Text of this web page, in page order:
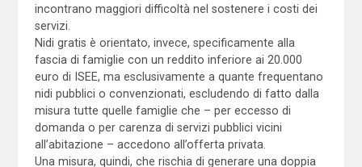
incontrano maggiori difficoltà nel sostenere i costi dei
servizi.
Nidi gratis è orientato, invece, specificamente alla
fascia di famiglie con un reddito inferiore ai 20.000
euro di ISEE, ma esclusivamente a quante frequentano
nidi pubblici o convenzionati, escludendo di fatto dalla
misura tutte quelle famiglie che – per eccesso di
domanda o per carenza di servizi pubblici vicini
all’abitazione – accedono all’offerta privata.
Una misura, quindi, che rischia di generare una doppia